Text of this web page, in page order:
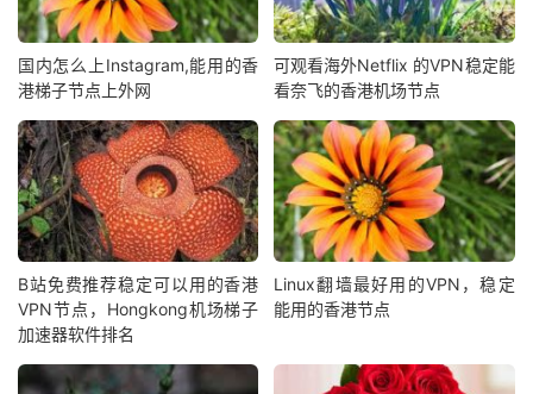
国内怎么上Instagram,能用的香
港梯子节点上外网
可观看海外Netflix 的VPN稳定能
看奈飞的香港机场节点
B站免费推荐稳定可以用的香港
VPN节点，Hongkong机场梯子
加速器软件排名
Linux翻墙最好用的VPN，稳定
能用的香港节点